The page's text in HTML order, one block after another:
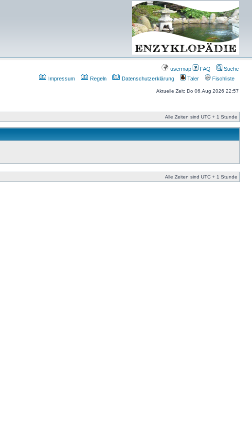
usermap FAQ
Suche
Impressum
Regeln Datenschutzerklärung Taler Fischliste
Aktuelle Zeit: Do 06.Aug 2026 22:57
Alle Zeiten sind UTC + 1 Stunde
Alle Zeiten sind UTC + 1 Stunde